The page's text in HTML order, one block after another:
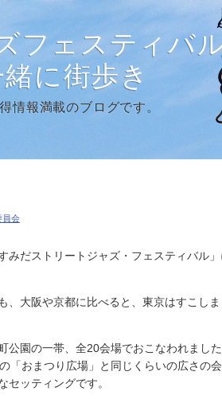
フェスティバ
に街歩き
情報満載のブログです。
員会
みだストリートジャズ・フェスティバル
、大阪や京都に比べると、東京はすこし
公園の一帯、全20会場でおこなわれまし
「おまつり広場」と同じくらいの広さの
セッティングです。